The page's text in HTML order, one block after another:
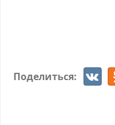
Поделиться: